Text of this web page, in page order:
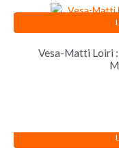
Vesa-Matti Loiri